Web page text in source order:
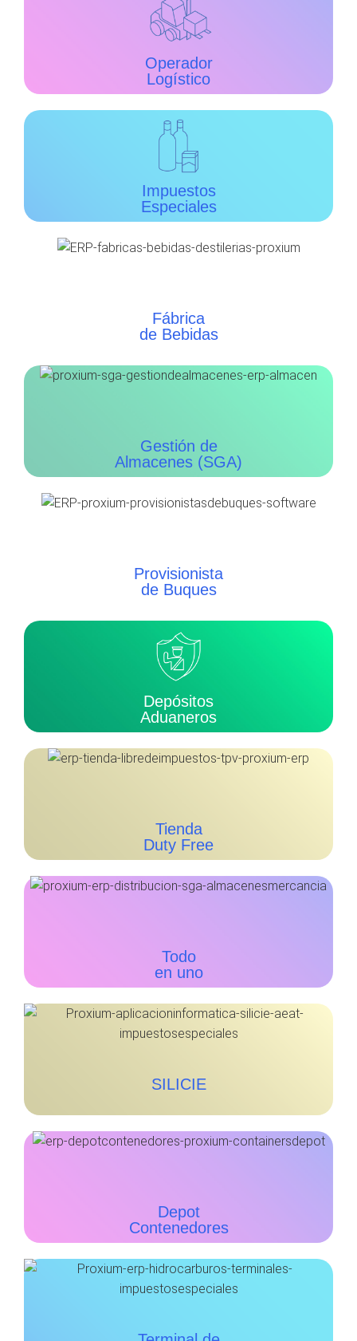
Operador
Logístico
Impuestos
Especiales
Fábrica
de Bebidas
Gestión de
Almacenes (SGA)
Provisionista
de Buques
Depósitos
Aduaneros
Tienda
Duty Free
Todo
en uno
SILICIE
Depot
Contenedores